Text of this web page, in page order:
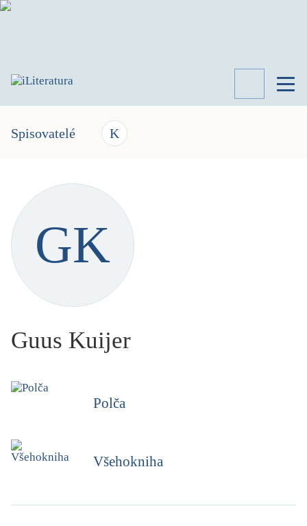
TÉMATA
KNIHY
LITERATURY
Spisovatelé K
GK
Guus Kuijer
Polča
Všehokniha